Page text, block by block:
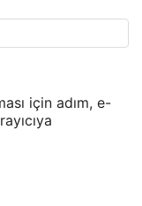
için adım, e-